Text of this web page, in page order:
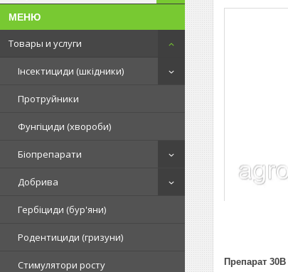
Товары и услуги
Інсектициди (шкідники)
Протруйники
Фунгіциди (хвороби)
Біопрепарати
Добрива
Гербіциди (бур'яни)
Родентициди (гризуни)
Стимулятори росту Препарат 30В